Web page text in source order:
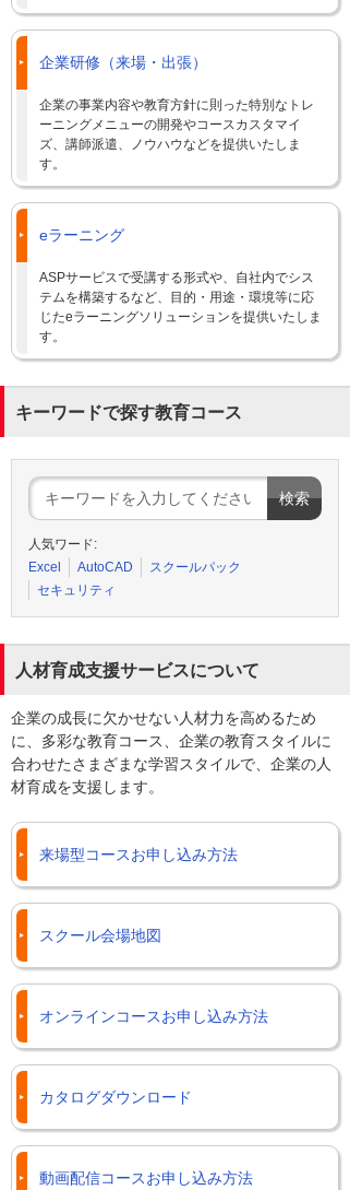
企業研修（来場・出張）
企業の事業内容や教育方針に則った特別なトレ
ーニングメニューの開発やコースカスタマイ
ズ、講師派遣、ノウハウなどを提供いたしま
す。
eラーニング
ASPサービスで受講する形式や、自社内でシス
テムを構築するなど、目的・用途・環境等に応
じたeラーニングソリューションを提供いたしま
す。
キーワードで探す教育コース
人気ワード:
Excel
AutoCAD
スクールパック
セキュリティ
人材育成支援サービスについて
企業の成長に欠かせない人材力を高めるため
に、多彩な教育コース、企業の教育スタイルに
合わせたさまざまな学習スタイルで、企業の人
材育成を支援します。
来場型コースお申し込み方法
スクール会場地図
オンラインコースお申し込み方法
カタログダウンロード
動画配信コースお申し込み方法